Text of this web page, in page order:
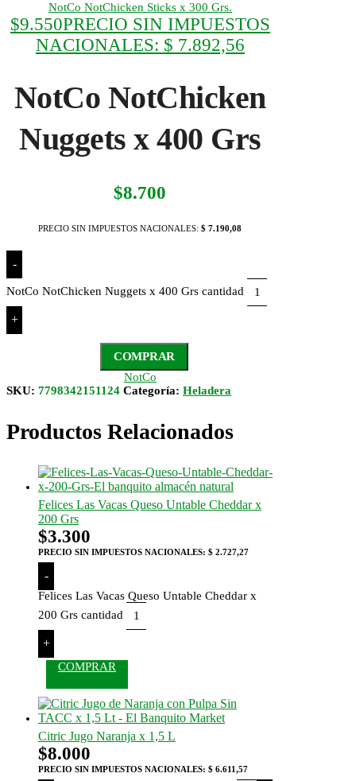
NotCo NotChicken Sticks x 300 Grs.
$9.550PRECIO SIN IMPUESTOS
NACIONALES: $ 7.892,56
NotCo NotChicken
Nuggets x 400 Grs
$8.700
PRECIO SIN IMPUESTOS NACIONALES:$ 7.190,08
-
NotCo NotChicken Nuggets x 400 Grs cantidad
+
COMPRAR
NotCo
SKU: 7798342151124 Categoría: Heladera
Productos Relacionados
Felices Las Vacas Queso Untable Cheddar x
200 Grs
$3.300
PRECIO SIN IMPUESTOS NACIONALES: $ 2.727,27
-
Felices Las Vacas Queso Untable Cheddar x
200 Grs cantidad
+
COMPRAR
Citric Jugo Naranja x 1,5 L
$8.000
PRECIO SIN IMPUESTOS NACIONALES: $ 6.611,57